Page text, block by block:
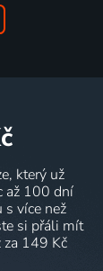
který už
až 100 dní
s více než
si přáli mít
za 149 Kč